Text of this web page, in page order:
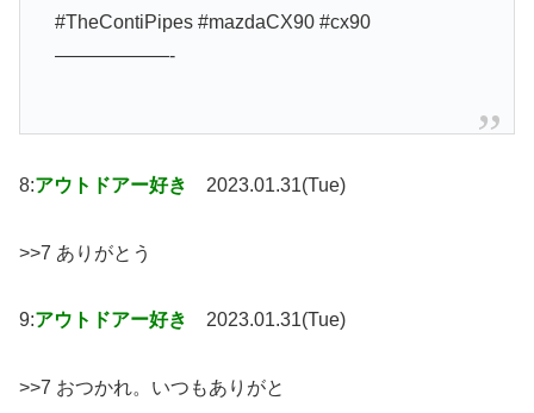
#TheContiPipes #mazdaCX90 #cx90
——————-
8:アウトドアー好き 2023.01.31(Tue)
>>7 ありがとう
9:アウトドアー好き 2023.01.31(Tue)
>>7 おつかれ。いつもありがと